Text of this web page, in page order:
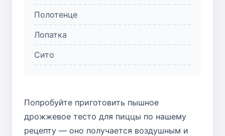
Полотенце
Лопатка
Сито
Попробуйте приготовить пышное
дрожжевое тесто для пиццы по нашему
рецепту — оно получается воздушным и